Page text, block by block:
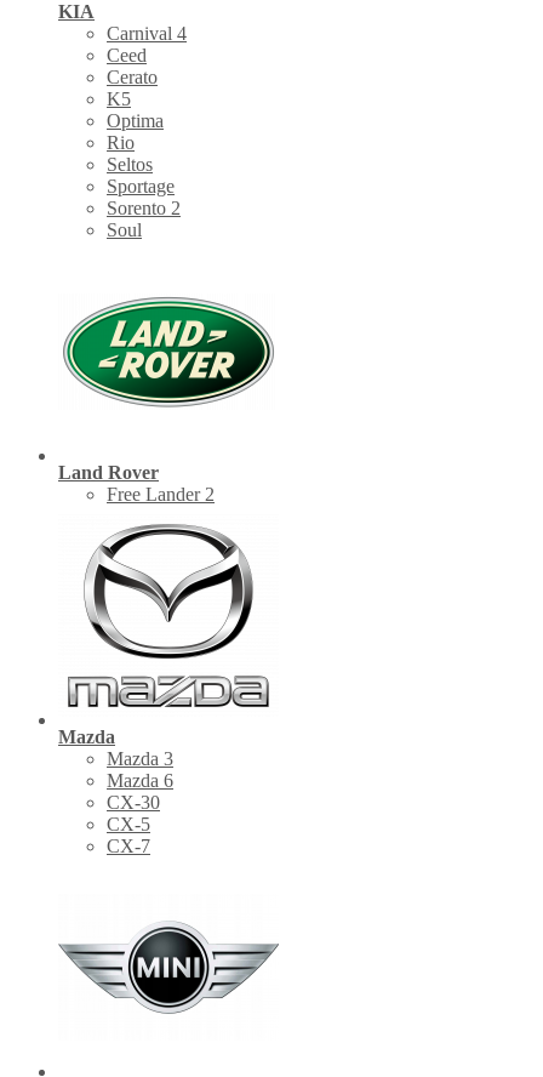
KIA
Carnival 4
Ceed
Cerato
K5
Optima
Rio
Seltos
Sportage
Sorento 2
Soul
Land Rover
Free Lander 2
Mazda
Mazda 3
Mazda 6
CX-30
СХ-5
CX-7